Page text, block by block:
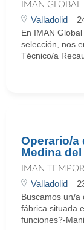
IMAN
Valladolid
En IMAN
selección, nos
Técnico/a
Operario/a
Medina
IMAN
Valladolid
Buscamos un/a
fábrica situada
funciones?-